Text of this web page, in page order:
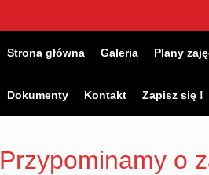
Strona główna Galeria Plany
Dokumenty Kontakt Zapisz się !
Przypominamy o